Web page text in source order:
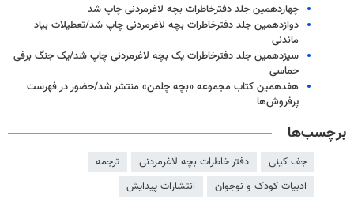
چهاردهمین جلد دفترخاطرات بچه لاغرمردنی چاپ شد
دوازدهمین جلد دفترخاطرات بچه لاغرمردنی چاپ شد/تعطیلات بیاد
ماندنی
سیزدهمین جلد دفترخاطرات یک بچه لاغرمردنی چاپ شد/یک جنگ برفی
حماسی
هفدهمین کتاب مجموعه «بچه چلمن» منتشر شد/حضور در فهرست
پرفروش‌ها
برچسب‌ها
جف کینی دفتر خاطرات بچه لاغرمردنی
ترجمه
ادبیات کودک و نوجوان
انتشارات پیدایش